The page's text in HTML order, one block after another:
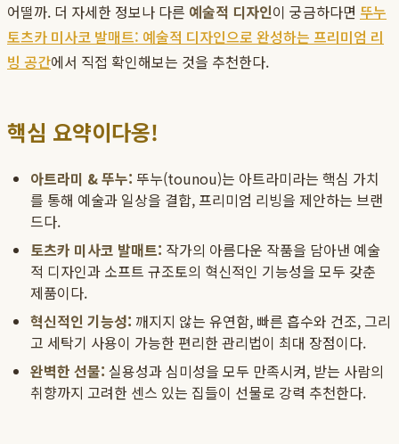
어떨까. 더 자세한 정보나 다른 예술적 디자인이 궁금하다면 뚜누
토츠카 미사코 발매트: 예술적 디자인으로 완성하는 프리미엄 리
빙 공간에서 직접 확인해보는 것을 추천한다.
핵심 요약이다옹!
아트라미 & 뚜누: 뚜누(tounou)는 아트라미라는 핵심 가치
를 통해 예술과 일상을 결합, 프리미엄 리빙을 제안하는 브랜
드다.
토츠카 미사코 발매트: 작가의 아름다운 작품을 담아낸 예술
적 디자인과 소프트 규조토의 혁신적인 기능성을 모두 갖춘
제품이다.
혁신적인 기능성: 깨지지 않는 유연함, 빠른 흡수와 건조, 그리
고 세탁기 사용이 가능한 편리한 관리법이 최대 장점이다.
완벽한 선물: 실용성과 심미성을 모두 만족시켜, 받는 사람의
취향까지 고려한 센스 있는 집들이 선물로 강력 추천한다.